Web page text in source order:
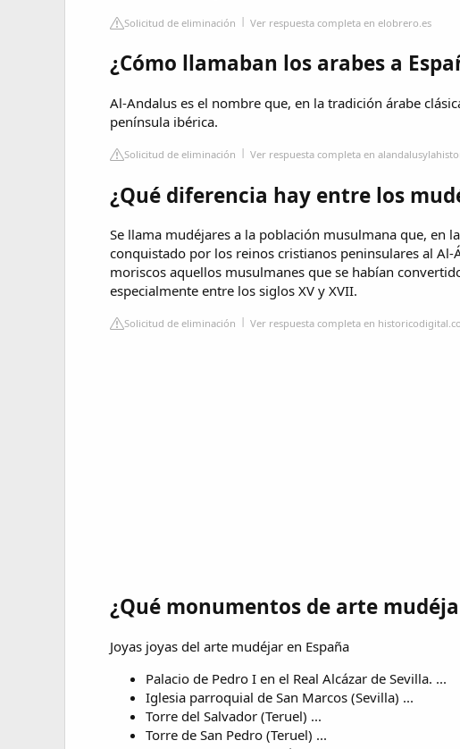
Solicitud de eliminación Ver respuesta completa en elobrero.es
¿Cómo llamaban los arabes a
Al-Andalus es el nombre que, en la tradición árabe
península ibérica.
Solicitud de eliminación Ver respuesta completa en
¿Qué diferencia hay entre los
Se llama mudéjares a la población musulmana que, en
conquistado por los reinos cristianos peninsulares al
moriscos aquellos musulmanes que se habían
especialmente entre los siglos XV y XVII.
Solicitud de eliminación Ver respuesta completa en
¿Qué monumentos de arte
Joyas joyas del arte mudéjar en España
Palacio de Pedro I en el Real Alcázar de Sevilla. ...
Iglesia parroquial de San Marcos (Sevilla) ...
Torre del Salvador (Teruel) ...
Torre de San Pedro (Teruel) ...